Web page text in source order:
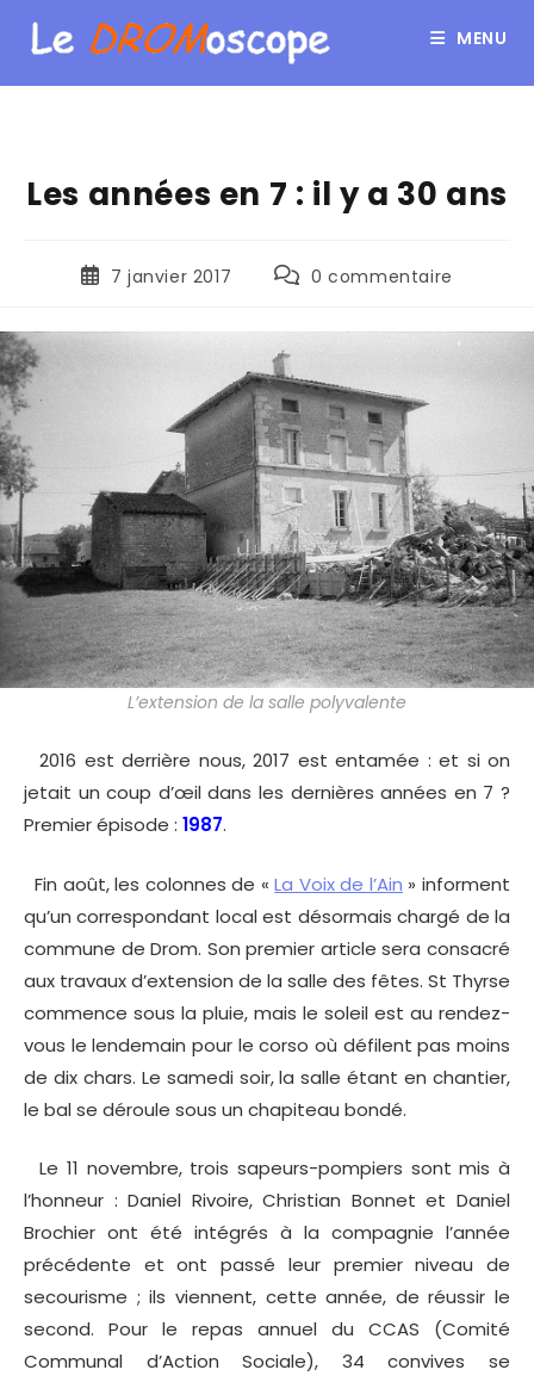
MENU
Les années en 7 : il y a 30 ans
7 janvier 2017 0 commentaire
L’extension de la salle polyvalente
2016 est derrière nous, 2017 est entamée : et si on
jetait un coup d’œil dans les dernières années en 7 ?
Premier épisode : 1987.
Fin août, les colonnes de «La Voix de l’Ain » informent
qu’un correspondant local est désormais chargé de la
commune de Drom. Son premier article sera consacré
aux travaux d’extension de la salle des fêtes. St Thyrse
commence sous la pluie, mais le soleil est au rendez-
vous le lendemain pour le corso où défilent pas moins
de dix chars. Le samedi soir, la salle étant en chantier,
le bal se déroule sous un chapiteau bondé.
Le 11 novembre, trois sapeurs-pompiers sont mis à
l’honneur : Daniel Rivoire, Christian Bonnet et Daniel
Brochier ont été intégrés à la compagnie l’année
précédente et ont passé leur premier niveau de
secourisme ; ils viennent, cette année, de réussir le
second. Pour le repas annuel du CCAS (Comité
Communal d’Action Sociale), 34 convives se